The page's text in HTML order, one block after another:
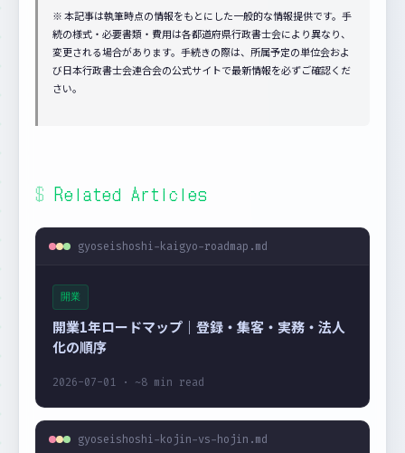
※ 本記事は執筆時点の情報をもとにした一般的な情報提供です。手
続の様式・必要書類・費用は各都道府県行政書士会により異なり、
変更される場合があります。手続きの際は、所属予定の単位会およ
び日本行政書士会連合会の公式サイトで最新情報を必ずご確認くだ
さい。
Related Articles
gyoseishoshi-kaigyo-roadmap.md
開業
開業1年ロードマップ｜登録・集客・実務・法人
化の順序
2026-07-01 · ~8 min read
gyoseishoshi-kojin-vs-hojin.md